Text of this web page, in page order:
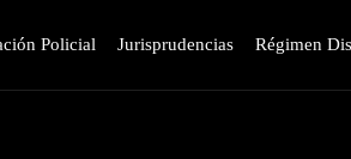
Policial Jurisprudencias Régimen